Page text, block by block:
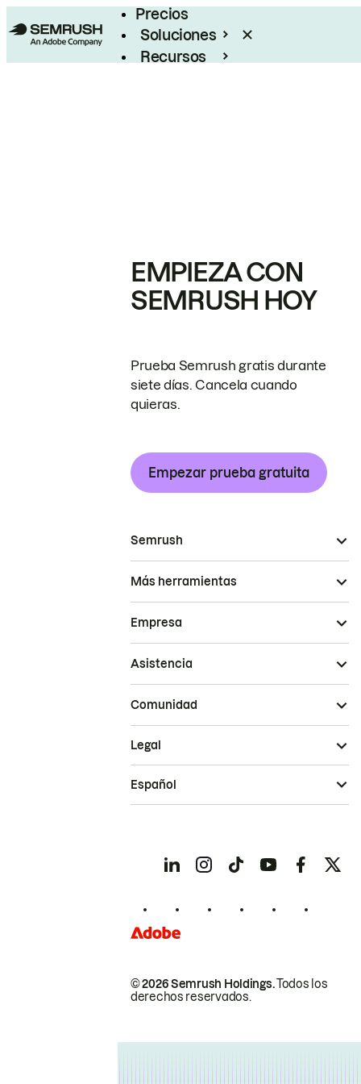
Precios
Soluciones
Recursos
EMPIEZA CON
SEMRUSH HOY
Prueba Semrush gratis durante
siete días. Cancela cuando
quieras.
Empezar prueba gratuita
Semrush
Más herramientas
Empresa
Asistencia
Comunidad
© 2026 Semrush Holdings.Todos los
derechos reservados.
Legal
Español